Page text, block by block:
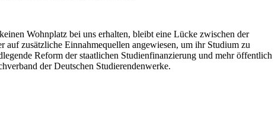
Wohnplatz bei uns erhalten, bleibt eine Lücke zwischen der
zusätzliche Einnahmequellen angewiesen, um ihr Studium zu
Reform der staatlichen Studienfinanzierung und mehr öffentlich
der Deutschen Studierendenwerke.